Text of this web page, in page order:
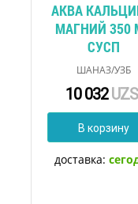
АКВА
МАГНИЙ 350
СУСП
ШАНАЗ/УЗБ
10 032UZS
В корзину
доставка: